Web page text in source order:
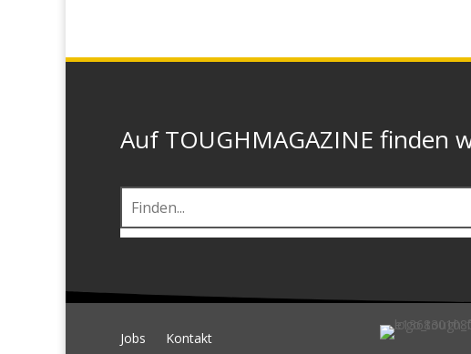
Auf TOUGHMAGAZINE finden
Jobs
Kontakt